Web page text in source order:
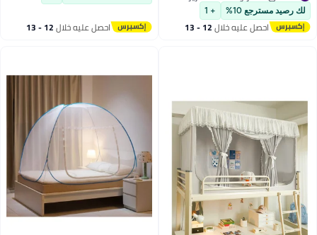
ومظلات السرير مسترجع 10% + 1
احصل عليه خلال 12 - 13 احصل عليه خلال 12 - 13